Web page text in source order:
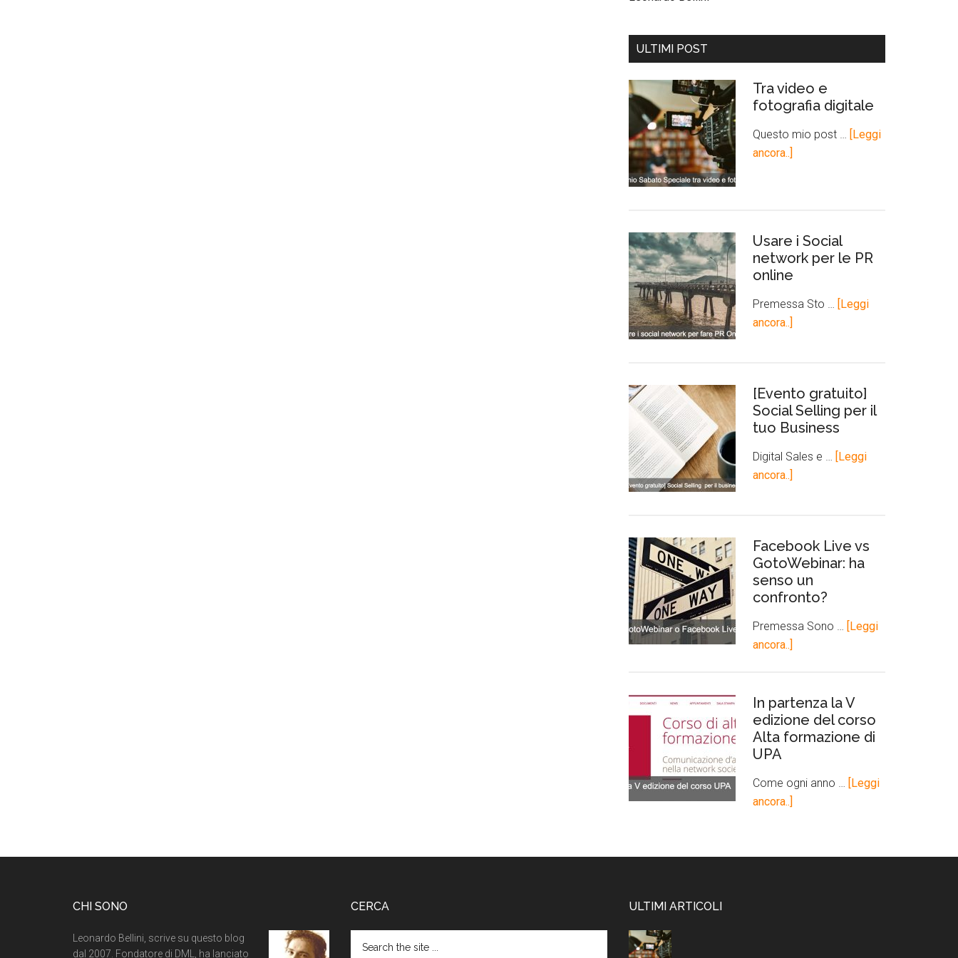
ULTIMI POST
Tra video e
fotografia digitale
Questo mio post …
[Leggi
ancora..]
Usare i Social
network per le PR
online
Premessa Sto …
[Leggi
ancora..]
[Evento gratuito]
Social Selling per il
tuo Business
Digital Sales e …
[Leggi
ancora..]
Facebook Live vs
GotoWebinar: ha
senso un
confronto?
Premessa Sono …
[Leggi
ancora..]
In partenza la V
edizione del corso
Alta formazione di
UPA
Come ogni anno …
[Leggi
ancora..]
CHI SONO
Leonardo Bellini, scrive su questo blog
dal 2007. Fondatore di DML, ha lanciato
CERCA ULTIMI ARTICOLI